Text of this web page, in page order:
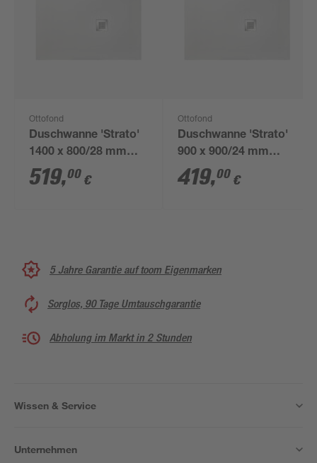
Ottofond
Duschwanne 'Strato'
1400 x 800/28 mm
weiß
519,00 €
Ottofond
Duschwanne 'Strato'
900 x 900/24 mm
weiß
419,00 €
5 Jahre Garantie auf toom Eigenmarken
Sorglos, 90 Tage Umtauschgarantie
Abholung im Markt in 2 Stunden
Wissen & Service
Unternehmen